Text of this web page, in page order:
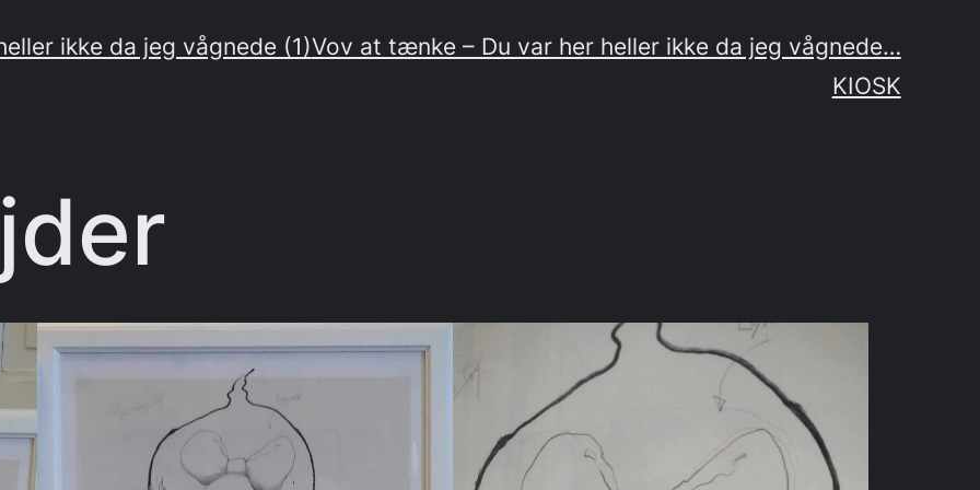
ikke da jeg vågnede (1)Vov at tænke – Du var her heller ikke da jeg vågnede…
KIOSK